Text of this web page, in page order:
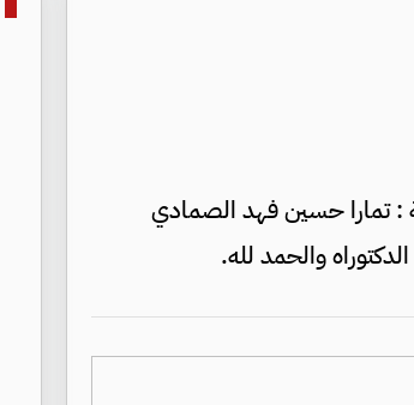
: تمارا حسين فهد الصمادي